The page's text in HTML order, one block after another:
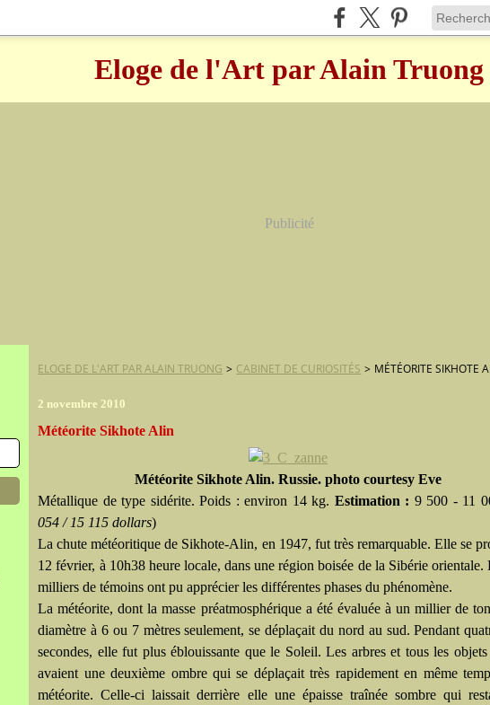
Eloge de l'Art par Alain Truong
Publicité
ELOGE DE L'ART PAR ALAIN TRUONG > CABINET DE CURIOSITÉS > MÉTÉORITE SIKHOTE
2 novembre 2010
Météorite Sikhote Alin
Météorite Sikhote Alin. Russie. photo courtesy Eve
Métallique de type sidérite. Poids : environ 14 kg. Estimation : 9 500 - 11
054 / 15 115 dollars)
La chute météoritique de Sikhote-Alin, en 1947, fut très remarquable. Elle se
12 février, à 10h38 heure locale, dans une région boisée de la Sibérie orientale.
milliers de témoins ont pu apprécier les différentes phases du phénomène.
La météorite, dont la masse préatmosphérique a été évaluée à un millier de
diamètre à 6 ou 7 mètres seulement, se déplaçait du nord au sud. Pendant
secondes, elle fut plus éblouissante que le Soleil. Les arbres et tous les objets
avaient une deuxième ombre qui se déplaçait très rapidement en même
météorite. Celle-ci laissait derrière elle une épaisse traînée sombre qui